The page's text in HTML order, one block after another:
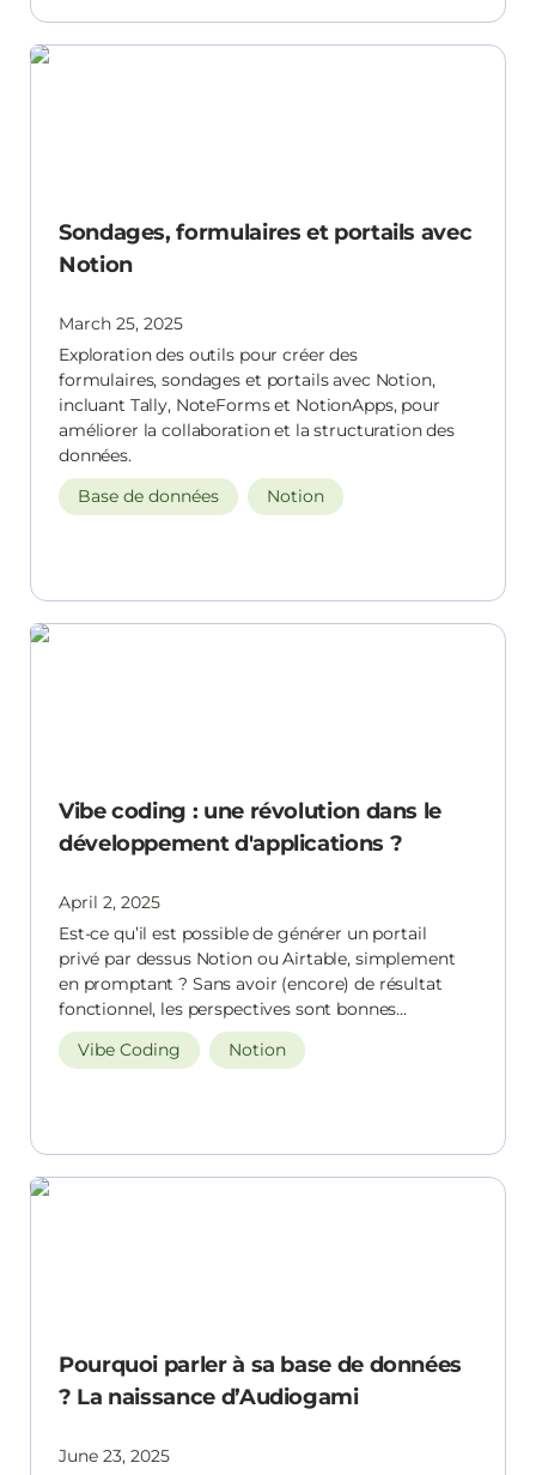
Sondages, formulaires et portails avec Notion
Sondages, formulaires et portails avec
Notion
March 25, 2025
Exploration des outils pour créer des
formulaires, sondages et portails avec Notion,
incluant Tally, NoteForms et NotionApps, pour
améliorer la collaboration et la structuration des
données.
Base de données
Notion
Vibe coding : une révolution dans le
Vibe coding : une révolution dans le
développement d'applications ?
April 2, 2025
Est-ce qu’il est possible de générer un portail
privé par dessus Notion ou Airtable, simplement
en promptant ? Sans avoir (encore) de résultat
fonctionnel, les perspectives sont bonnes…
Vibe Coding
Notion
Pourquoi parler à sa base de données ? La
Pourquoi parler à sa base de données
? La naissance d’Audiogami
June 23, 2025